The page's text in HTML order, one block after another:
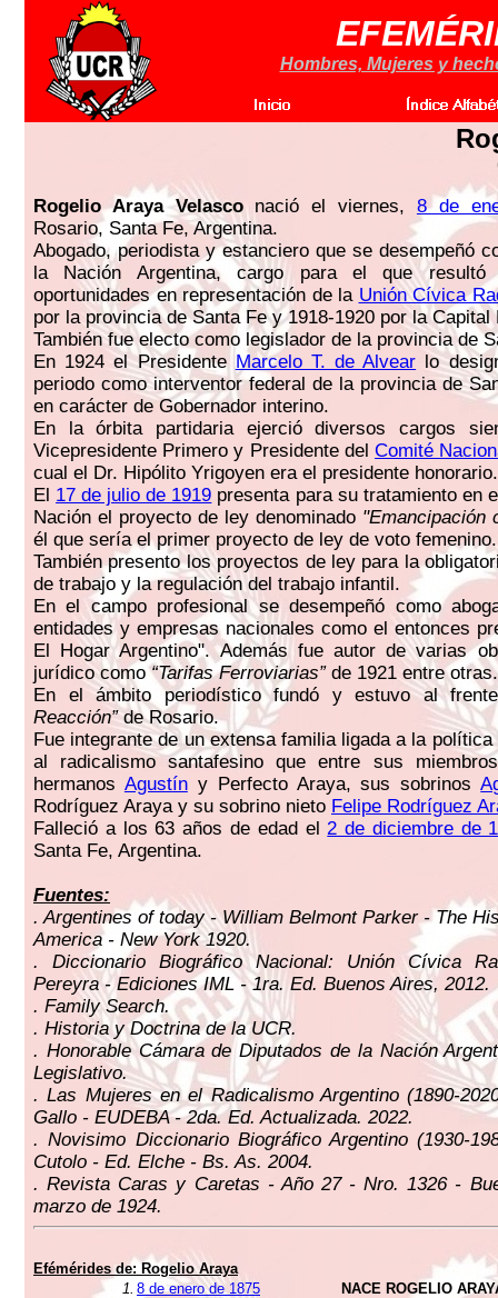
Hombres, Mujeres y
Rogelio Araya Velasco nació el viernes, 8 de
Rosario, Santa Fe, Argentina.
Abogado, periodista y estanciero que se desempeñó
la Nación Argentina, cargo para el que
oportunidades en representación de la Unión Cívica
por la provincia de Santa Fe y 1918-1920 por la Capital
También fue electo como legislador de la provincia de
En 1924 el Presidente Marcelo T. de Alvear lo
periodo como interventor federal de la provincia de
en carácter de Gobernador interino.
En la órbita partidaria ejerció diversos cargos
Vicepresidente Primero y Presidente del Comité
cual el Dr. Hipólito Yrigoyen era el presidente honorario.
El 17 de julio de 1919 presenta para su tratamiento en
Nación el proyecto de ley denominado "Emancipación
él que sería el primer proyecto de ley de voto femenino.
También presento los proyectos de ley para la
de trabajo y la regulación del trabajo infantil.
En el campo profesional se desempeñó como
entidades y empresas nacionales como el entonces
El Hogar Argentino". Además fue autor de varias
jurídico como“Tarifas Ferroviarias”de 1921 entre otras.
En el ámbito periodístico fundó y estuvo al
Reacción”de Rosario.
Fue integrante de un extensa familia ligada a la
al radicalismo santafesino que entre sus
hermanos Agustíny Perfecto Araya, sus sobrinos
Rodríguez Araya y su sobrino nieto Felipe Rodríguez
Falleció a los 63 años de edad el2 de diciembre de
Santa Fe, Argentina.
Fuentes:
. Argentines of today - William Belmont Parker - The
America - New York 1920.
. Diccionario Biográfico Nacional: Unión Cívica
Pereyra - Ediciones IML - 1ra. Ed. Buenos Aires, 2012.
. Family Search.
. Historia y Doctrina de la UCR.
. Honorable Cámara de Diputados de la Nación
Legislativo.
. Las Mujeres en el Radicalismo Argentino (1890-
Gallo - EUDEBA - 2da. Ed. Actualizada. 2022.
. Novisimo Diccionario Biográfico Argentino (1930-
Cutolo - Ed. Elche - Bs. As. 2004.
. Revista Caras y Caretas - Año 27 - Nro. 1326 -
marzo de 1924.
Efémérides de: Rogelio Araya
1. 8 de enero de 1875
NACE ROGELIO